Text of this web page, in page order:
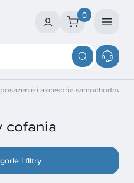
0
i akcesoria samochodowe
cofania
i filtry